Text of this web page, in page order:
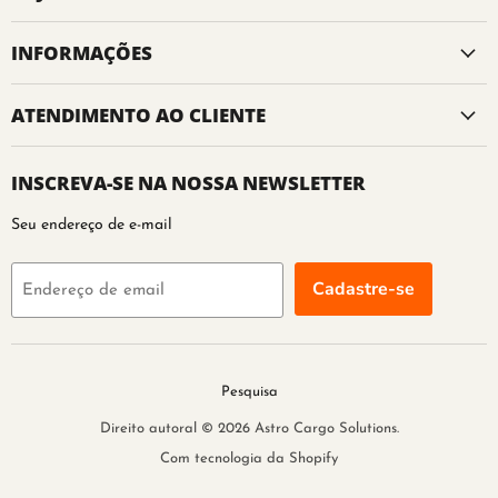
INFORMAÇÕES
ATENDIMENTO AO CLIENTE
INSCREVA-SE NA NOSSA NEWSLETTER
Seu endereço de e-mail
Endereço de email Cadastre-se
Pesquisa
Direito autoral © 2026 Astro Cargo Solutions.
Com tecnologia da Shopify